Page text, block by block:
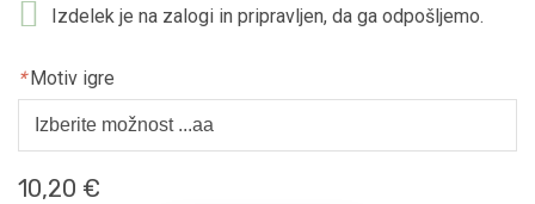
Izdelek je na zalogi in pripravljen, da ga odpošljemo.
* Motiv igre
10,20 €